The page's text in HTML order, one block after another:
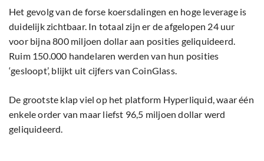
Het gevolg van de forse koersdalingen en hoge leverage is
duidelijk zichtbaar. In totaal zijn er de afgelopen 24 uur
voor bijna 800 miljoen dollar aan posities geliquideerd.
Ruim 150.000 handelaren werden van hun posities
‘gesloopt’, blijkt uit cijfers van CoinGlass.
De grootste klap viel op het platform Hyperliquid, waar één
enkele order van maar liefst 96,5 miljoen dollar werd
geliquideerd.